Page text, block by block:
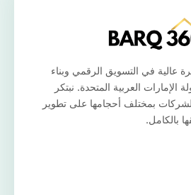
عالية في التسويق الرقمي وبناء
الإمارات العربية المتحدة. نبتكر
بمختلف أحجامها على تطوير
بالكامل.